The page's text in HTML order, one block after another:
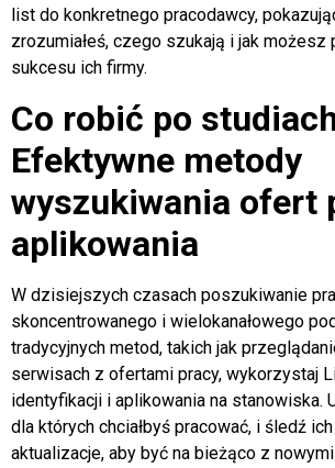
list do konkretnego pracodawcy,
zrozumiałeś, czego szukają i jak
sukcesu ich firmy.
Co robić po
Efektywne metody
wyszukiwania ofert
aplikowania
W dzisiejszych czasach poszukiwanie
skoncentrowanego i wielokanałowego
tradycyjnych metod, takich jak
serwisach z ofertami pracy, wykorzystaj
identyfikacji i aplikowania na stanowiska.
dla których chciałbyś pracować, i śledź
aktualizacje, aby być na bieżąco z